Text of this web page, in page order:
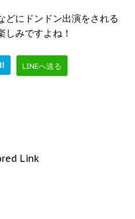
どにドンドン出演をされる
しみですよね！
LINEへ送る
Link